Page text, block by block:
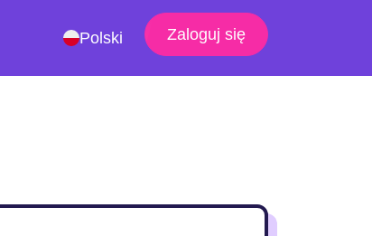
Polski Zaloguj się